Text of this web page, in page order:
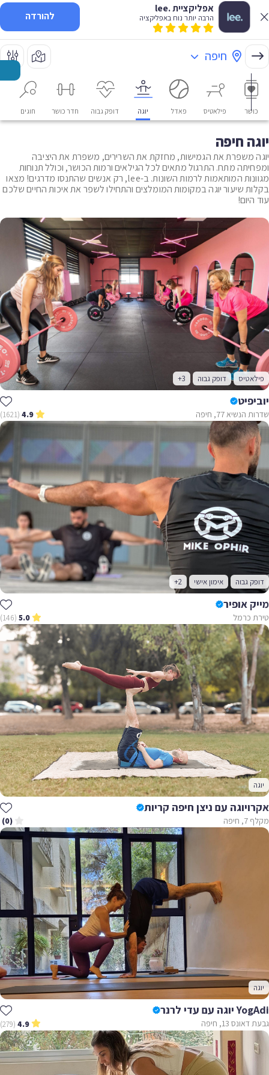
אפליקציית .lee
הרבה יותר נוח באפליקציה להורדה
חיפה
כושר פילאטיס פאדל יוגה דופק גבוה חדר כושר חוגים
יוגה חיפה
יוגה משפרת את הגמישות, מחזקת את השרירים, משפרת את היציבה
ומפחיתה מתח. התרגול מתאים לכל הגילאים ורמות הכושר, וכולל תנוחות
מגוונות המותאמות לרמות השונות. ב-lee, רק אנשים שהתנסו מדרגים! מצאו
בקלות שיעור יוגה במקומות המומלצים והתחילו לשפר את איכות החיים שלכם
עוד היום!
פילאטיס דופק גבוה +3
יוביפיט
שדרות הנשיא 77, חיפה 4.9
(1621)
דופק גבוה אימון אישי +2
מייק אופיר
טירת כרמל 5.0
(146)
יוגה
אקרויוגה עם ניצן חיפה קריות
מקלף 7, חיפה (0)
יוגה
YogAdi יוגה עם עדי לרנר
גבעת דאונס 13, חיפה 4.9
(279)